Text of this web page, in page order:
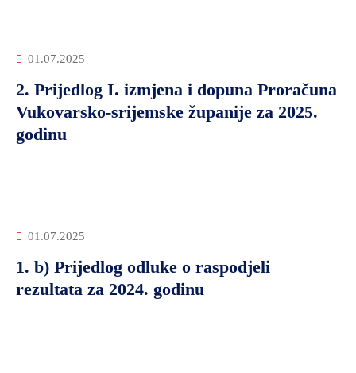
01.07.2025
2. Prijedlog I. izmjena i dopuna Proračuna
Vukovarsko-srijemske županije za 2025.
godinu
01.07.2025
1. b) Prijedlog odluke o raspodjeli
rezultata za 2024. godinu